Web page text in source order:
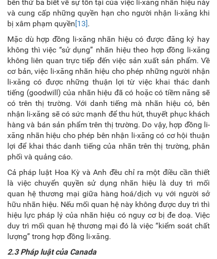
bên thứ ba biết về sự tồn tại của việc li-xăng nhãn hiệu này
và cung cấp những quyền hạn cho người nhận li-xăng khi
bị xâm phạm quyền[13].
Mặc dù hợp đồng li-xăng nhãn hiệu có được đăng ký hay
không thì việc “sử dụng” nhãn hiệu theo hợp đồng li-xăng
không liên quan trực tiếp đến việc sản xuất sản phẩm. Về
cơ bản, việc li-xăng nhãn hiệu cho phép những người nhận
li-xăng có được những thuận lợi từ việc khai thác danh
tiếng (goodwill) của nhãn hiệu đã có hoặc có tiềm năng sẽ
có trên thị trường. Với danh tiếng mà nhãn hiệu có, bên
nhận li-xăng sẽ có sức mạnh để thu hút, thuyết phục khách
hàng và bán sản phẩm trên thị trường. Do vậy, hợp đồng li-
xăng nhãn hiệu cho phép bên nhận li-xăng có cơ hội thuận
lợi để khai thác danh tiếng của nhãn trên thị trường, phân
phối và quảng cáo.
Cả pháp luật Hoa Kỳ và Anh đều chỉ ra một điều cần thiết
là việc chuyển quyền sử dụng nhãn hiệu là duy trì mối
quan hệ thương mại giữa hàng hoá/dịch vụ với người sở
hữu nhãn hiệu. Nếu mối quan hệ này không được duy trì thì
hiệu lực pháp lý của nhãn hiệu có nguy cơ bị đe doạ. Việc
duy trì mối quan hệ thương mại đó là việc “kiểm soát chất
lượng” trong hợp đồng li-xăng.
2.3 Pháp luật của Canada